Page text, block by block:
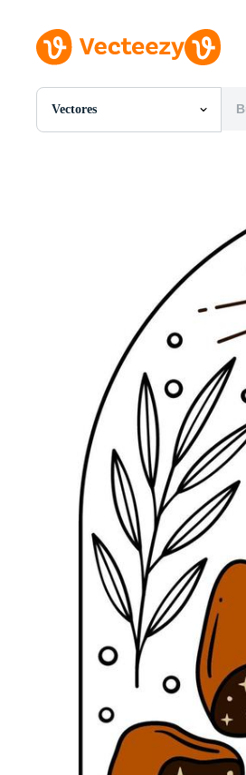
Vectores
Todas Imágenes
Gráficos en Movimiento
Imágenes Editoriales
Eventos Editoriales